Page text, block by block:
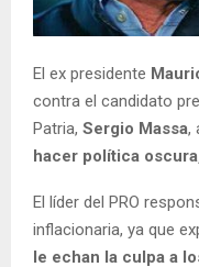
El ex presidente
contra el candidato
Patria, Sergio Massa,
hacer política
El líder del PRO
inflacionaria, ya que
le echan la culpa a